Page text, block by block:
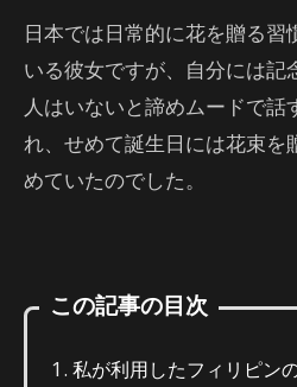
日本では日常的に花を贈る習
いる彼女ですが、自分には記
人はいないと諦めムードで話
れ、せめて誕生日には花束を
めていたのでした。
この記事の目次
私が利用したフィリピン